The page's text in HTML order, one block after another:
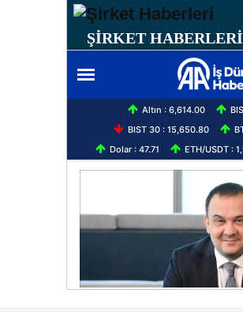
ŞİRKET HABERLERİ